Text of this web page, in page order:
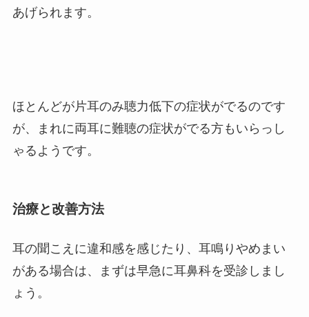
あげられます。
ほとんどが片耳のみ聴力低下の症状がでるのです
が、まれに両耳に難聴の症状がでる方もいらっし
ゃるようです。
治療と改善方法
耳の聞こえに違和感を感じたり、耳鳴りやめまい
がある場合は、まずは早急に耳鼻科を受診しまし
ょう。